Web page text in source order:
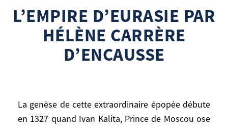
L’EMPIRE D’EURASIE PAR
HÉLÈNE CARRÈRE
D’ENCAUSSE
La genèse de cette extraordinaire épopée débute
en 1327 quand Ivan Kalita, Prince de Moscou ose
Hubert Vedrine
L’Empire d’Eurasie par Hélène Carrère
d’Encausse